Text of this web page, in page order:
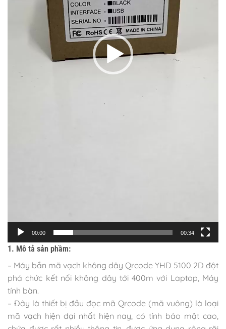
00:00 00:34
1. Mô tả sản phầm:
– Máy bắn mã vạch không dây Qrcode YHD 5100 2D đột
phá chức kết nối không dây tới 400m với Laptop, Máy
tính bàn.
– Đây là thiết bị đầu đọc mã Qrcode (mã vuông) là loại
mã vạch hiện đại nhất hiện nay, có tính bảo mật cao,